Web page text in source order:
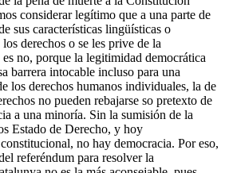
considerar legítimo que a una parte de
sus características lingüísticas o
derechos o se les prive de la
no, porque la legitimidad democrática
barrera intocable incluso para una
los derechos humanos individuales, la de
no pueden rebajarse so pretexto de
a una minoría. Sin la sumisión de la
Estado de Derecho, y hoy
no hay democracia. Por eso,
referéndum para resolver la